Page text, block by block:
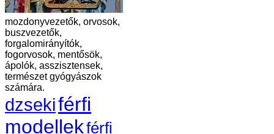
mozdonyvezetők, orvosok,
buszvezetők,
forgalomirányítók,
fogorvosok, mentősök,
ápolók, asszisztensek,
természet gyógyászok
számára.
dzsekiférfi
modellekférfi